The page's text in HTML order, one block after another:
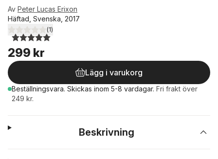
Av Peter Lucas Erixon
Häftad, Svenska, 2017
5,0utav 5 stjärnor. Totalt antal röster:
(1)
299 kr
Lägg i varukorg
Beställningsvara. Skickas inom 5-8 vardagar. Fri frakt över
249 kr.
Beskrivning